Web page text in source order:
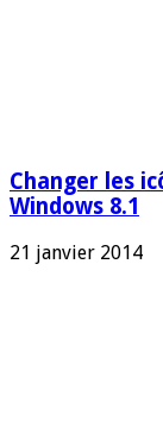
Changer les
Windows 8.1
21 janvier 2014